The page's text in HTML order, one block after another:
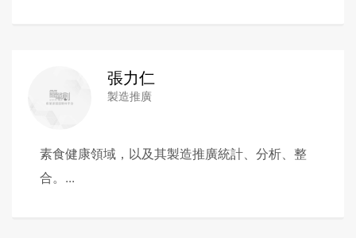
張力仁
製造推廣
素食健康領域，以及其製造推廣統計、分析、整
合。...